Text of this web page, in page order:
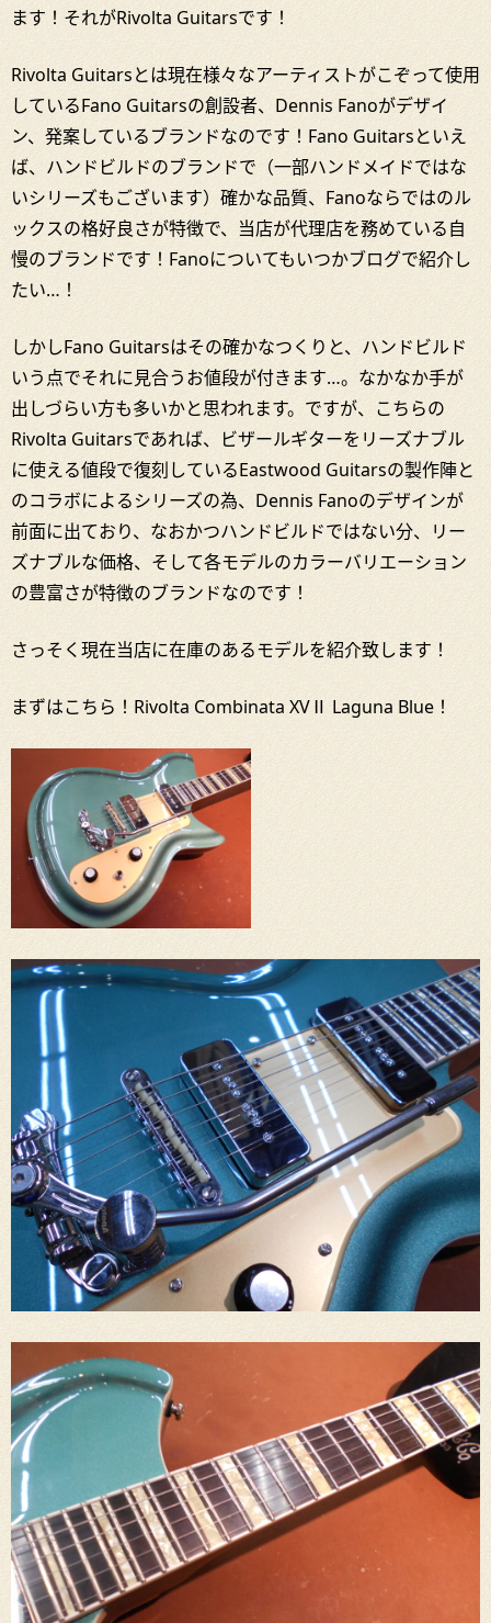
ます！それがRivolta Guitarsです！
Rivolta Guitarsとは現在様々なアーティストがこぞって使用
しているFano Guitarsの創設者、Dennis Fanoがデザイ
ン、発案しているブランドなのです！Fano Guitarsといえ
ば、ハンドビルドのブランドで（一部ハンドメイドではな
いシリーズもございます）確かな品質、Fanoならではのル
ックスの格好良さが特徴で、当店が代理店を務めている自
慢のブランドです！Fanoについてもいつかブログで紹介し
たい…！
しかしFano Guitarsはその確かなつくりと、ハンドビルド
いう点でそれに見合うお値段が付きます…。なかなか手が
出しづらい方も多いかと思われます。ですが、こちらの
Rivolta Guitarsであれば、ビザールギターをリーズナブル
に使える値段で復刻しているEastwood Guitarsの製作陣と
のコラボによるシリーズの為、Dennis Fanoのデザインが
前面に出ており、なおかつハンドビルドではない分、リー
ズナブルな価格、そして各モデルのカラーバリエーション
の豊富さが特徴のブランドなのです！
さっそく現在当店に在庫のあるモデルを紹介致します！
まずはこちら！ Rivolta Combinata XVⅡ Laguna Blue！